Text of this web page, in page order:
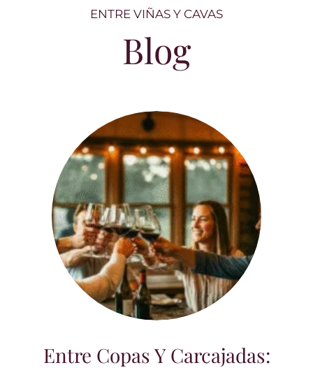
Blog
Entre copas y carcajadas: el vino como
nunca lo habías leído